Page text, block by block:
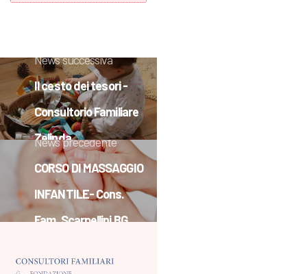
News successiva
Il cesto dei tesori -
Consultorio Familiare
Zelinda
News precedente
CORSO DI MASSAGGIO
INFANTILE- Cons.
Fam. Scarpellini BG